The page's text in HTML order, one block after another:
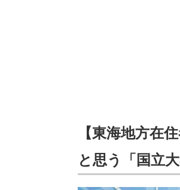
【東海地方在
と思う「国立